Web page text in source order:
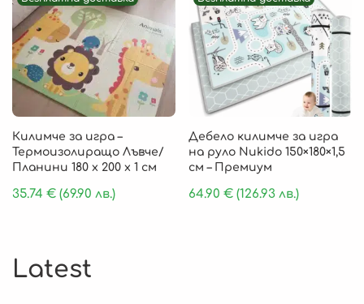
Килимче за игра –
Термоизолиращо Лъвче/
Планини 180 x 200 x 1 см
35.74 € (69.90 лв.)
Дебело килимче за игра
на руло Nukido 150×180×1,5
см – Премиум
64.90€ (126.93 лв.)
Latest